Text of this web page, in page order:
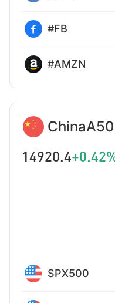
#FB
#AMZN
ChinaA50
14920.4
SPX500